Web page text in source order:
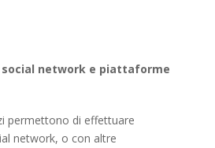
network e piattaforme
permettono di effettuare
network, o con altre